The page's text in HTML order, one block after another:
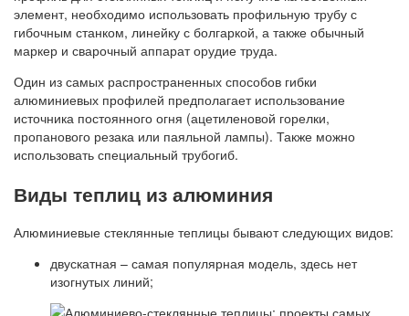
элемент, необходимо использовать профильную трубу с
гибочным станком, линейку с болгаркой, а также обычный
маркер и сварочный аппарат орудие труда.
Один из самых распространенных способов гибки
алюминиевых профилей предполагает использование
источника постоянного огня (ацетиленовой горелки,
пропанового резака или паяльной лампы). Также можно
использовать специальный трубогиб.
Виды теплиц из алюминия
Алюминиевые стеклянные теплицы бывают следующих видов:
двускатная – самая популярная модель, здесь нет
изогнутых линий;